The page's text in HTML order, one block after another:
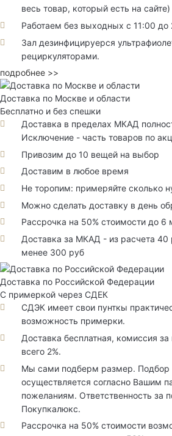
весь товар, который есть на сайте)
Работаем без выходных с 11:00 до
Зал дезинфицируерся
рециркуляторами.
подробнее >>
Доставка по Москве и области
Бесплатно и без спешки
Доставка в пределах МКАД
Исключение - часть товаров по
Привозим до 10 вещей на выбор
Доставим в любое время
Не торопим: примеряйте сколько
Можно сделать доставку в день
Рассрочка на 50% стоимости до 6
Доставка за МКАД - из расчета
менее 300 руб
Доставка по Российской Федерации
С примеркой через СДЕК
СДЭК имеет свои пунткы
возможность примерки.
Доставка бесплатная, комиссия
всего 2%.
Мы сами подберм размер. Подбор
осуществляется согласно Вашим
пожеланиям. Ответственность за
Покупкалюкс.
Рассрочка на 50% стоимости